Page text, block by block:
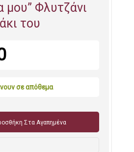
μου” Φλυτζάνι
του
σε απόθεμα
Στα Αγαπημένα